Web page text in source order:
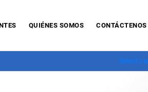
QUIÉNES SOMOS CONTÁCTENOS
Select